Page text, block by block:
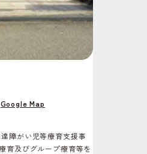
Google Map
障がい児等療育支援事
育及びグループ療育等を